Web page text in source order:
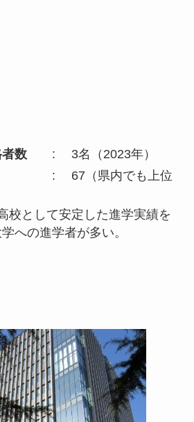
数: 3名（2023年）
: 67（県内でも上位
して安定した進学実績を
への進学者が多い。